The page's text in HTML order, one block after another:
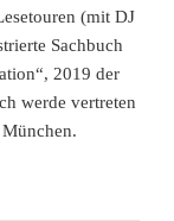
(mit DJ
Sachbuch
2019 der
werde vertreten